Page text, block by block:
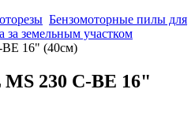
Бензомоторные пилы для
за земельным участком
16" (40см)
230 C-BE 16"